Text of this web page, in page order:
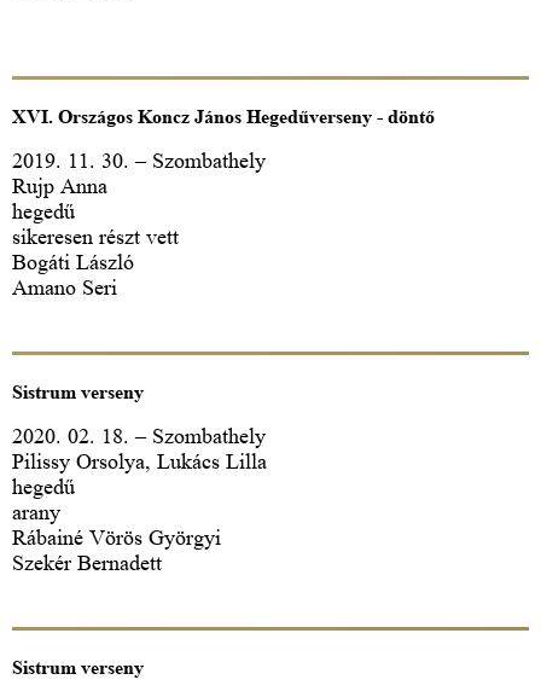
XVI. Országos Koncz János Hegedűverseny - döntő
2019. 11. 30. – Szombathely
Rujp Anna
hegedű
sikeresen részt vett
Bogáti László
Amano Seri
Sistrum verseny
2020. 02. 18. – Szombathely
Pilissy Orsolya, Lukács Lilla
hegedű
arany
Rábainé Vörös Györgyi
Szekér Bernadett
Sistrum verseny